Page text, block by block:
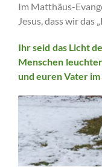
Im Matthäus-
Jesus, dass wir das
Ihrseid das Licht
Menschen
und euren Vater